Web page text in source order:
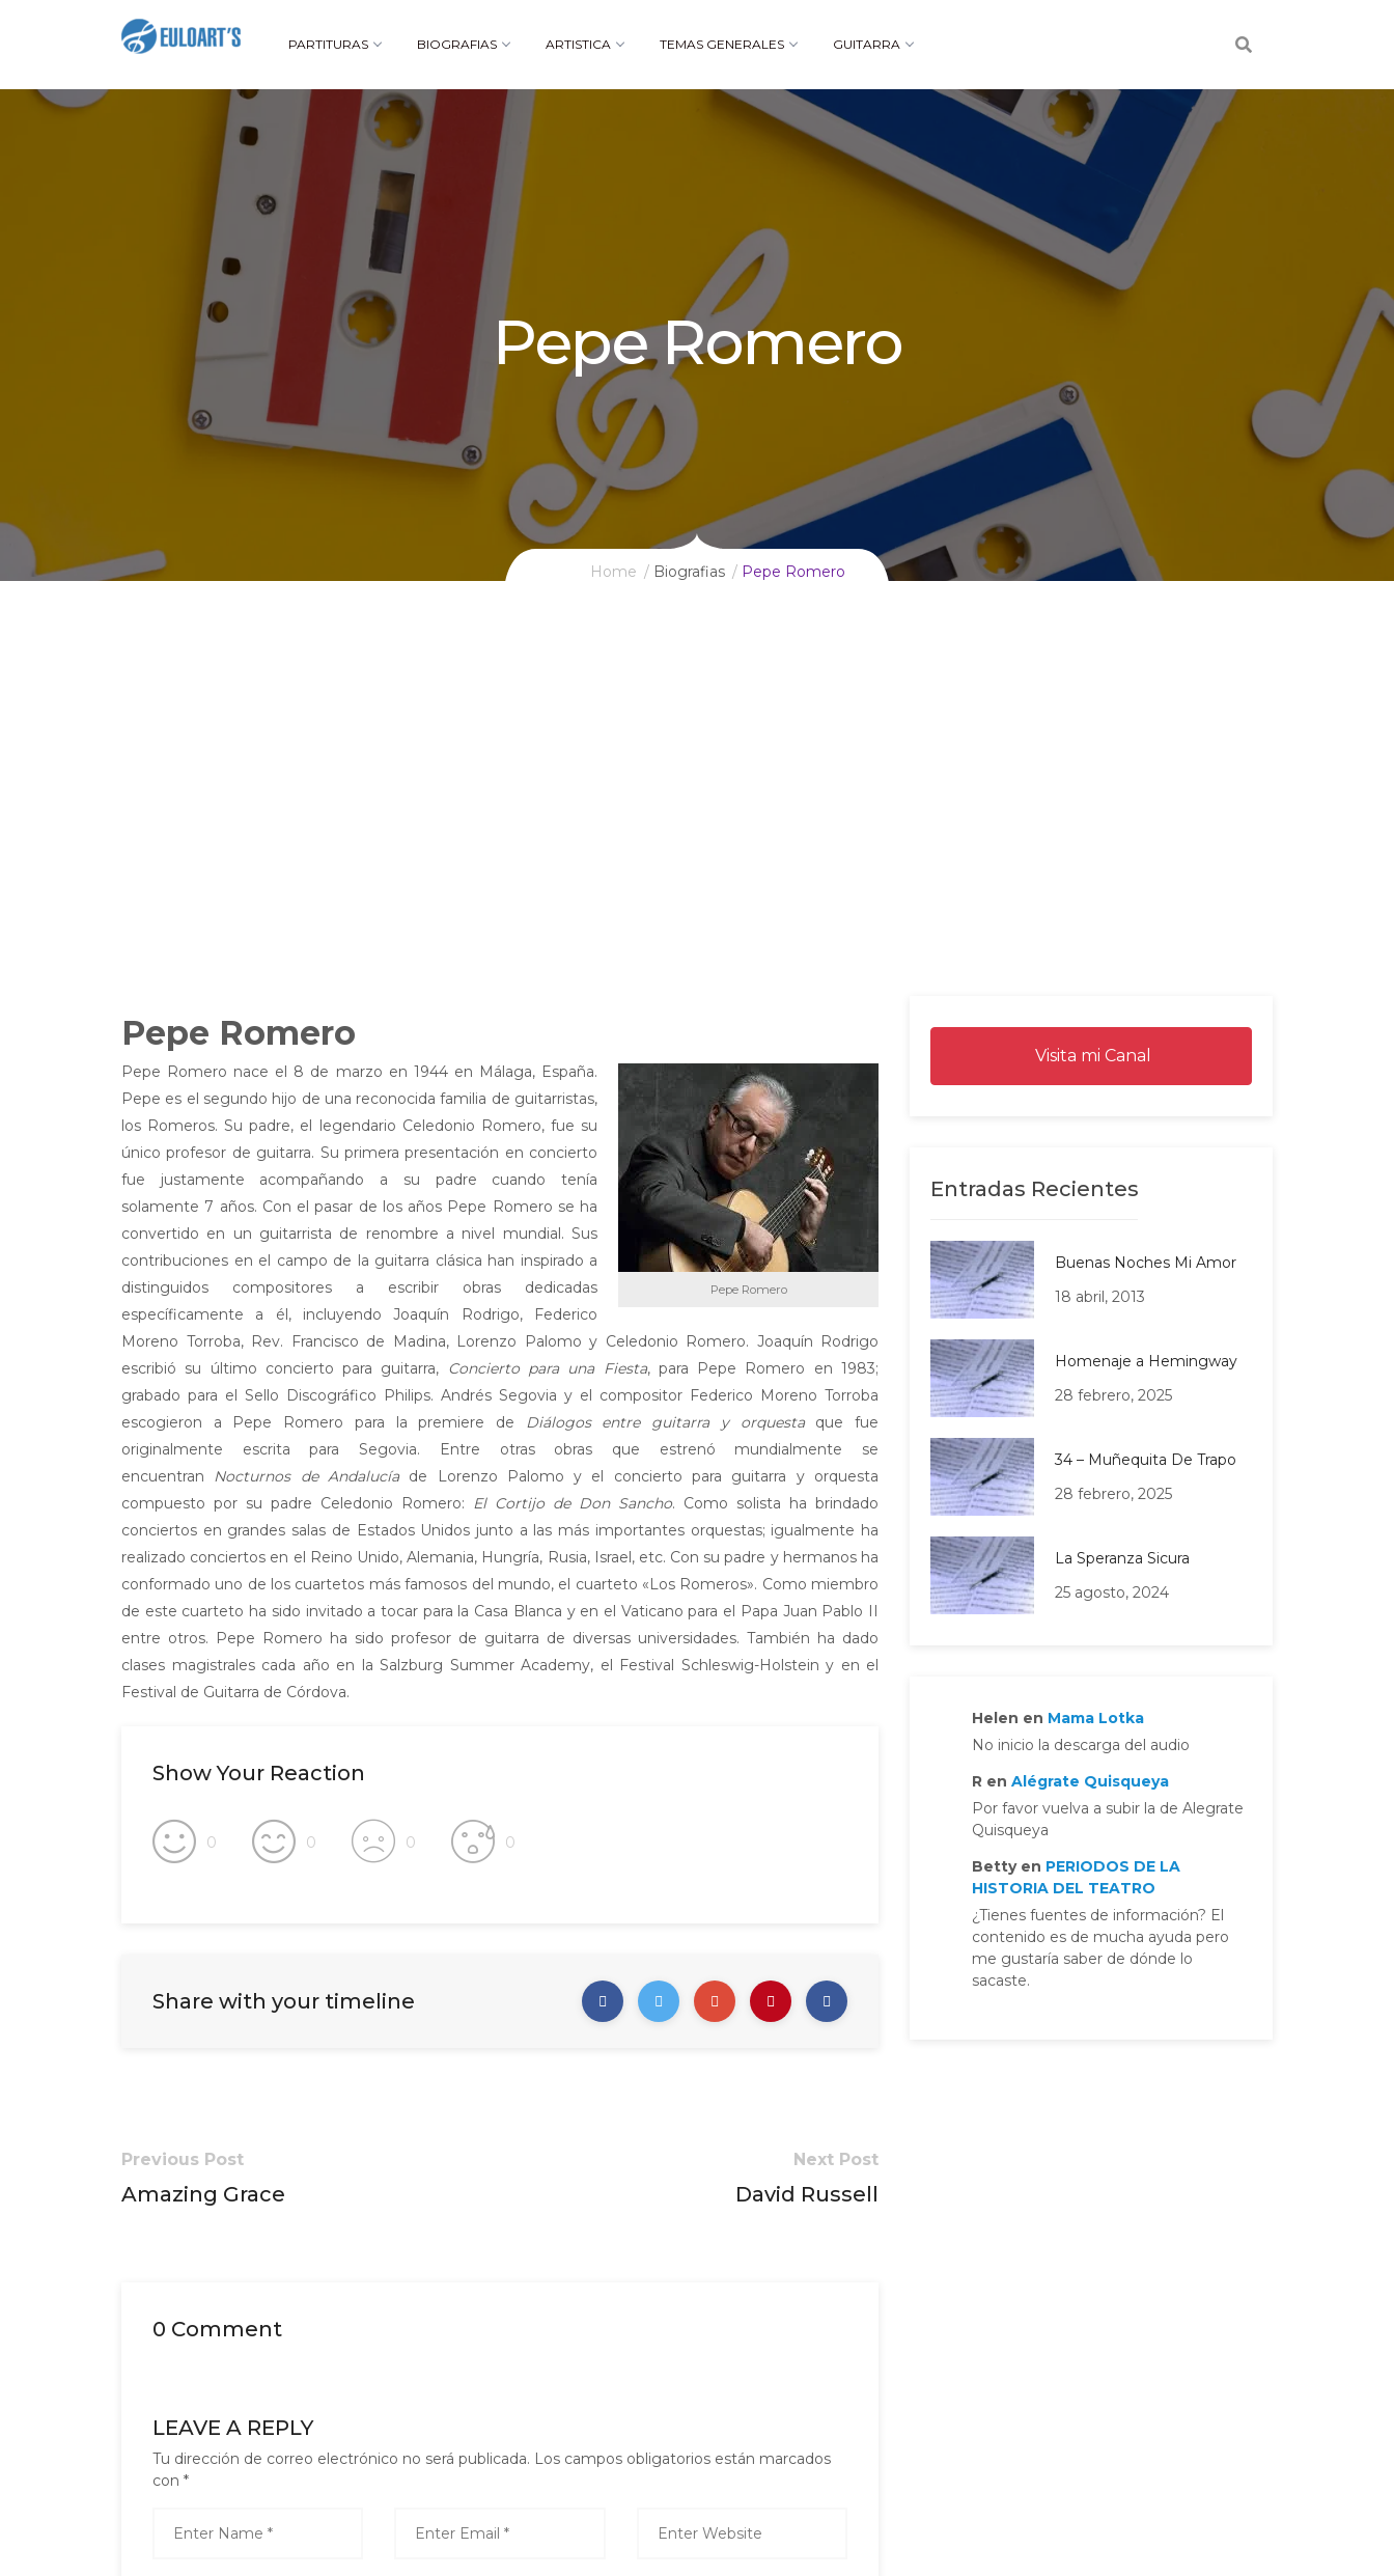
PARTITURAS BIOGRAFIAS ARTISTICA TEMAS GENERALES GUITARRA
Pepe Romero
Home Biografias Pepe Romero
Pepe Romero
Pepe Romero
Pepe Romero nace el 8 de marzo en 1944 en Málaga, España.
Pepe es el segundo hijo de una reconocida familia de guitarristas,
los Romeros. Su padre, el legendario Celedonio Romero, fue su
único profesor de guitarra. Su primera presentación en concierto
fue justamente acompañando a su padre cuando tenía
solamente 7 años. Con el pasar de los años Pepe Romero se ha
convertido en un guitarrista de renombre a nivel mundial. Sus
contribuciones en el campo de la guitarra clásica han inspirado a
distinguidos compositores a escribir obras dedicadas
específicamente a él, incluyendo Joaquín Rodrigo, Federico
Moreno Torroba, Rev. Francisco de Madina, Lorenzo Palomo y Celedonio Romero. Joaquín Rodrigo
escribió su último concierto para guitarra, Concierto para una Fiesta, para Pepe Romero en 1983;
grabado para el Sello Discográfico Philips. Andrés Segovia y el compositor Federico Moreno Torroba
escogieron a Pepe Romero para la premiere de Diálogos entre guitarra y orquestaque fue
originalmente escrita para Segovia. Entre otras obras que estrenó mundialmente se
encuentran Nocturnos de Andalucíade Lorenzo Palomo y el concierto para guitarra y orquesta
compuesto por su padre Celedonio Romero: El Cortijo de Don Sancho. Como solista ha brindado
conciertos en grandes salas de Estados Unidos junto a las más importantes orquestas; igualmente ha
realizado conciertos en el Reino Unido, Alemania, Hungría, Rusia, Israel, etc. Con su padre y hermanos ha
conformado uno de los cuartetos más famosos del mundo, el cuarteto «Los Romeros». Como miembro
de este cuarteto ha sido invitado a tocar para la Casa Blanca y en el Vaticano para el Papa Juan Pablo II
entre otros. Pepe Romero ha sido profesor de guitarra de diversas universidades. También ha dado
clases magistrales cada año en la Salzburg Summer Academy, el Festival Schleswig-Holstein y en el
Festival de Guitarra de Córdova.
Show Your Reaction
0 0 0 0
Share with your timeline
Previous Post
Amazing Grace
Next Post
David Russell
0 Comment
LEAVE A REPLY
Tu dirección de correo electrónico no será publicada. Los campos obligatorios están marcados
con *
Visita mi Canal
Entradas Recientes
Buenas Noches Mi Amor
18 abril, 2013
Homenaje a Hemingway
28 febrero, 2025
34 – Muñequita De Trapo
28 febrero, 2025
La Speranza Sicura
25 agosto, 2024
Helen en Mama Lotka
No inicio la descarga del audio
R en Alégrate Quisqueya
Por favor vuelva a subir la de Alegrate
Quisqueya
Bettyen PERIODOS DE LA
HISTORIA DEL TEATRO
¿Tienes fuentes de información? El
contenido es de mucha ayuda pero
me gustaría saber de dónde lo
sacaste.